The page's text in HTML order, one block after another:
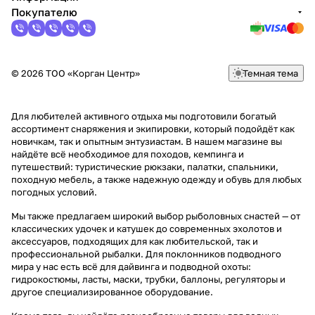
Покупателю
© 2026 ТОО «Корган Центр» Темная тема
Для любителей активного отдыха мы подготовили богатый
ассортимент снаряжения и экипировки, который подойдёт как
новичкам, так и опытным энтузиастам. В нашем магазине вы
найдёте всё необходимое для походов, кемпинга и
путешествий: туристические рюкзаки, палатки, спальники,
походную мебель, а также надежную одежду и обувь для любых
погодных условий.
Мы также предлагаем широкий выбор рыболовных снастей — от
классических удочек и катушек до современных эхолотов и
аксессуаров, подходящих для как любительской, так и
профессиональной рыбалки. Для поклонников подводного
мира у нас есть всё для дайвинга и подводной охоты:
гидрокостюмы, ласты, маски, трубки, баллоны, регуляторы и
другое специализированное оборудование.